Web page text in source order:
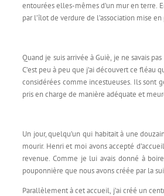
entourées elles-mêmes d’un mur en terre.
par l’îlot de verdure de l’association mise
Quand je suis arrivée à Guiè, je ne savais
C’est peu à peu que j’ai découvert ce fléau
considérées comme incestueuses. Ils sont
pris en charge de manière adéquate et
Un jour, quelqu’un qui habitait à une
mourir. Henri et moi avons accepté
revenue. Comme je lui avais donné à
pouponnière que nous avons créée par la
Parallèlement à cet accueil, j’ai créé un